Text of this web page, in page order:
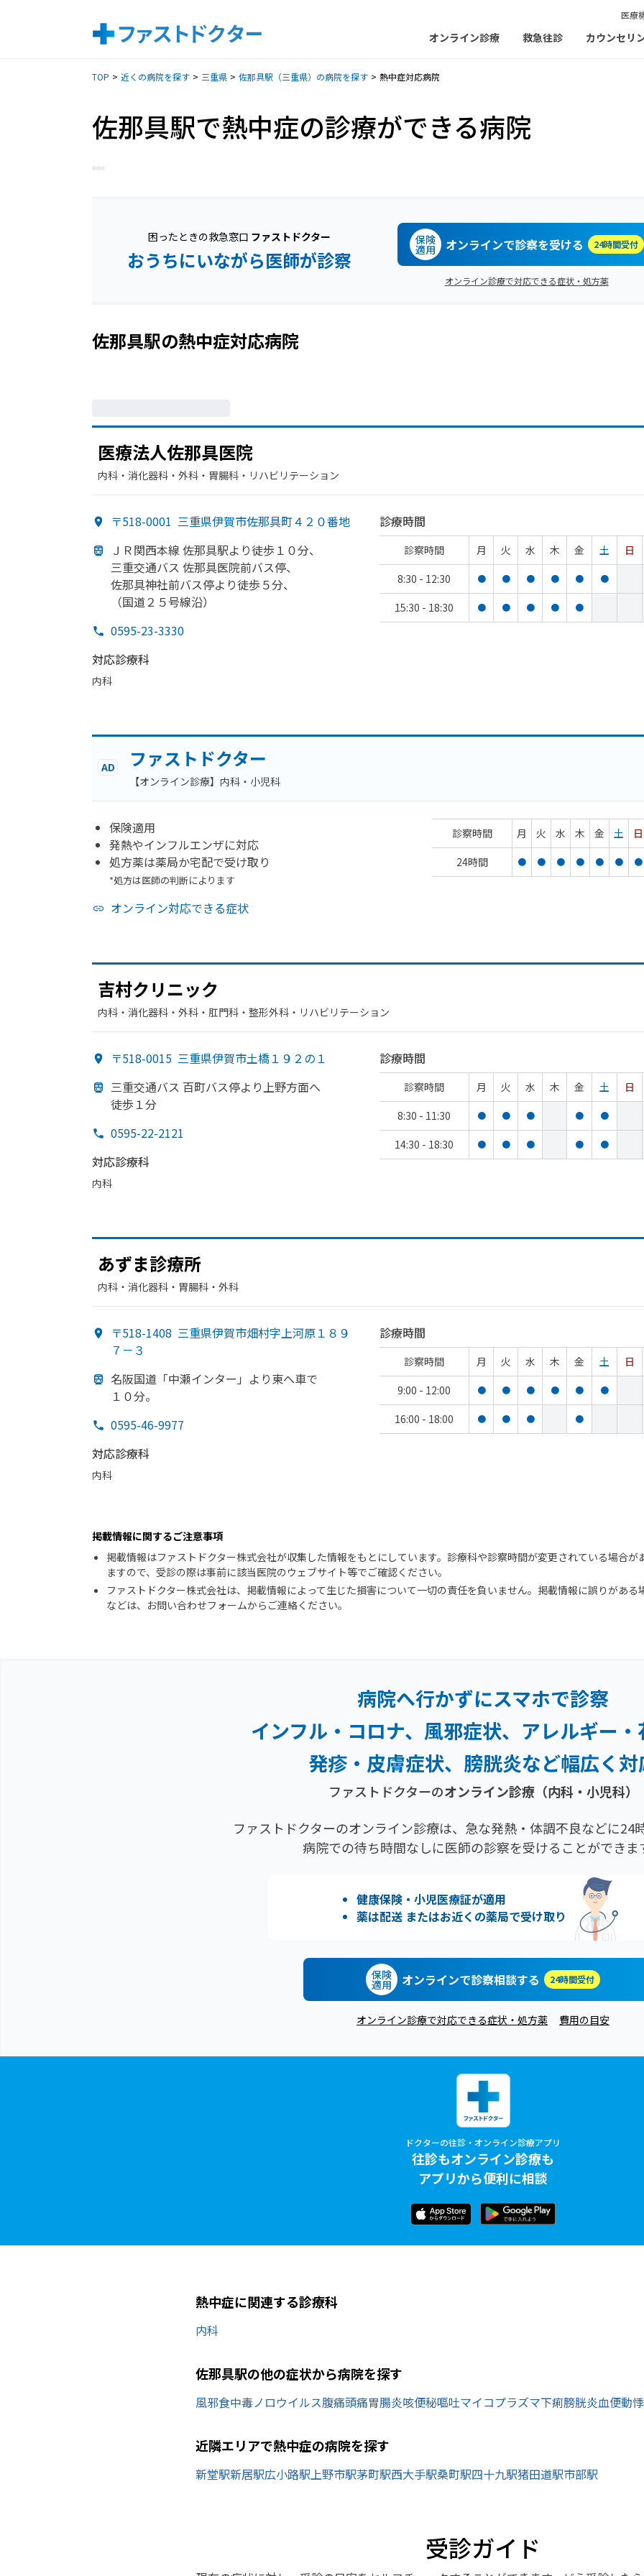
医療
オンライン診療 救急往診 カウンセリ
TOP 近くの病院を探す 三重県 佐那具駅（三重県）の病院を探す 熱中症対応病院
佐那具駅で熱中症の診療ができる病院
困ったときの救急窓口 ファストドクター
おうちにいながら医師が診察
保険
適用 オンラインで診察を受ける 24時間受付
オンライン診療で対応できる症状・処方薬
佐那具駅の熱中症対応病院
医療法人佐那具医院
内科・​消化器科・​外科・​胃腸科・​リハビリテーション
〒518-0001 三重県伊賀市佐那具町４２０番地
ＪＲ関西本線 佐那具駅より徒歩１０分、
三重交通バス 佐那具医院前バス停、
佐那具神社前バス停より徒歩５分、
（国道２５号線沿）
0595-23-3330
対応診療科
内科
診療時間
診察時間 月 火 水 木 金 土
日
8:30 - 12:30
● ● ● ● ● ●
15:30 - 18:30 ● ● ● ● ●
AD ファストドクター
【オンライン診療】内科・小児科
保険適用
発熱やインフルエンザに対応
処方薬は薬局か宅配で受け取り
*処方は医師の判断によります
オンライン対応できる症状
診察時間 月 火 水 木 金 土
日
24時間
● ● ● ● ● ● ●
吉村クリニック
内科・​消化器科・​外科・​肛門科・​整形外科・​リハビリテーション
〒518-0015 三重県伊賀市土橋１９２の１
三重交通バス 百町バス停より上野方面へ
徒歩１分
0595-22-2121
対応診療科
内科
診療時間
診察時間 月 火 水 木 金 土
日
8:30 - 11:30
● ● ● ● ●
14:30 - 18:30 ● ● ● ● ●
あずま診療所
内科・​消化器科・​胃腸科・​外科
〒518-1408 三重県伊賀市畑村字上河原１８９
７－３
名阪国道 「中瀬インター」より東へ車で
１０分。
0595-46-9977
対応診療科
内科
診療時間
診察時間 月 火 水 木 金 土
日
9:00 - 12:00
● ● ● ● ● ●
16:00 - 18:00 ● ● ● ●
掲載情報に関するご注意事項
掲載情報はファストドクター株式会社が収集した情報をもとにしています。診療科や診察時間が変更されている場合が
ますので、受診の際は事前に該当医院のウェブサイト等でご確認ください。
ファストドクター株式会社は、掲載情報によって生じた損害について一切の責任を負いません。掲載情報に誤りがある
などは、お問い合わせフォームからご連絡ください。
病院へ行かずにスマホで診察
インフル・コロナ、風邪症状、 アレルギー
発疹・ 皮膚症状、膀胱炎など幅広く対
ファストドクターのオンライン診療（内科・小児科）
ファストドクターのオンライン診療は、急な発熱・体調不良などに24
病院での待ち時間なしに医師の診察を受けることができま
健康保険・小児医療証が適用
薬は配送 またはお近くの薬局で受け取り
保険
適用 オンラインで診察相談する 24時間受付
オンライン診療で対応できる症状・処方薬 費用の目安
ドクターの往診・オンライン診療アプリ
往診もオンライン診療も
アプリから便利に相談
熱中症に関連する診療科
内科
佐那具駅の他の症状から病院を探す
風邪食中毒ノロウイルス腹痛頭痛胃腸炎咳便秘嘔吐マイコプラズマ下痢膀胱炎血便動悸
近隣エリアで熱中症の病院を探す
新堂駅新居駅広小路駅 上野市駅茅町駅西大手駅桑町駅四十九駅猪田道駅市部駅
受診ガイド